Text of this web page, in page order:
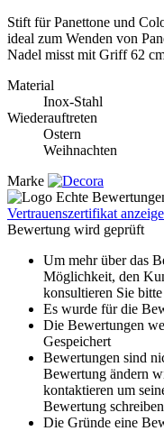
Stift für Panettone und
ideal zum Wenden von
Nadel misst mit Griff 62
Material
Inox-Stahl
Wiederauftreten
Ostern
Weihnachten
Marke
Vertrauenszertifikat
Bewertung wird geprüft
Um mehr über das
Möglichkeit, den
konsultieren Sie bitte
Es wurde für die
Die Bewertungen
Gespeichert
Bewertungen sind
Bewertung ändern
kontaktieren um
Bewertung
Die Gründe eine